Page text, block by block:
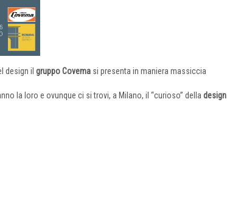
design il gruppo Covema si presenta in maniera massiccia
la loro e ovunque ci si trovi, a Milano, il “curioso” della design